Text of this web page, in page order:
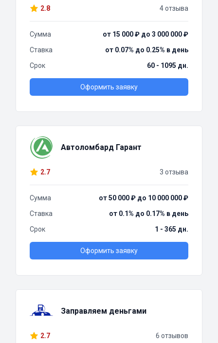
2.8 4 отзыва
Сумма
от 15 000 ₽ до 3 000 000 ₽
Ставка
от 0.07% до 0.25% в день
Срок
60 - 1095 дн.
Оформить заявку
Автоломбард Гарант
2.7 3 отзыва
Сумма
от 50 000 ₽ до 10 000 000 ₽
Ставка
от 0.1% до 0.17% в день
Срок
1 - 365 дн.
Оформить заявку
Заправляем деньгами
2.7 6 отзывов